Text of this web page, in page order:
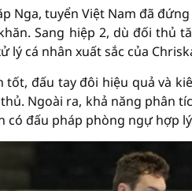
Nga, tuyển Việt Nam đã
Sang hiệp 2, dù đối thủ
lý cá nhân xuất sắc của
tốt, đấu tay đôi hiệu quả và
Ngoài ra, khả năng phân
có đấu pháp phòng ngự hợp